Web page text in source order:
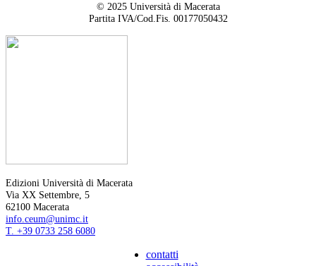
© 2025 Università di Macerata
Partita IVA/Cod.Fis. 00177050432
Edizioni Università di Macerata
Via XX Settembre, 5
62100 Macerata
info.ceum@unimc.it
T. +39 0733 258 6080
contatti